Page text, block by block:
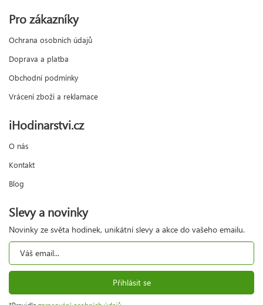
Pro zákazníky
Ochrana osobních údajů
Doprava a platba
Obchodní podmínky
Vrácení zboží a reklamace
iHodinarstvi.cz
O nás
Kontakt
Blog
Slevy a novinky
Novinky ze světa hodinek, unikátní slevy a akce do vašeho emailu.
Přihlásit se